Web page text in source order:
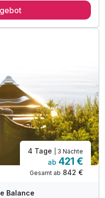
4 Tage | 3 Nächte
ab 421 €
Gesamt ab 842 €
Balance